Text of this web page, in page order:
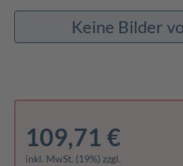
Keine Bilder
109,71 €
inkl. MwSt. (19%) zzgl.